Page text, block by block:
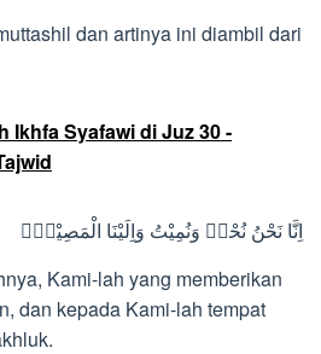
dan artinya ini diambil dari
Ikhfa Syafawi di Juz 30 -
اِنَّا نَحْنُ نُحْيٖ وَنُمِيْتُ وَاِلَيْنَا الْمَصِيْرُۙ
Kami-lah yang memberikan
dan kepada Kami-lah tempat